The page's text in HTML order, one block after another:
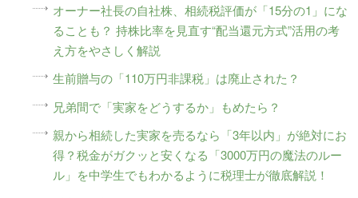
オーナー社長の自社株、相続税評価が「15分の1」にな
ることも？ 持株比率を見直す“配当還元方式”活用の考
え方をやさしく解説
生前贈与の「110万円非課税」は廃止された？
兄弟間で「実家をどうするか」もめたら？
親から相続した実家を売るなら「3年以内」が絶対にお
得？税金がガクッと安くなる「3000万円の魔法のルー
ル」を中学生でもわかるように税理士が徹底解説！